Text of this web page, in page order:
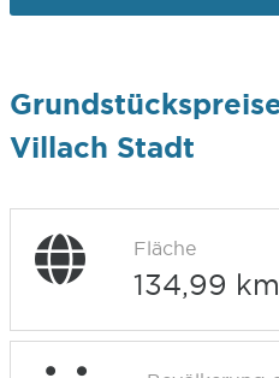
Villach Stadt
Fläche
134,99